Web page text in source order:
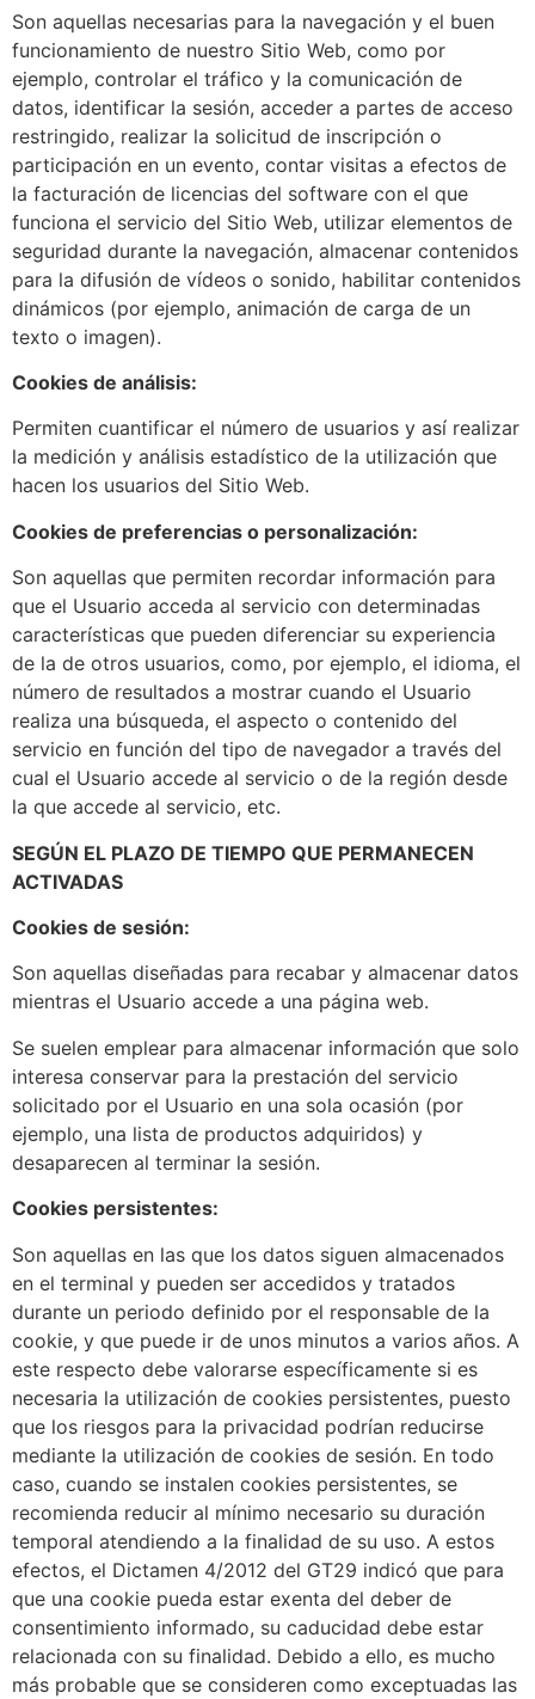
Son aquellas necesarias para la navegación y el buen
funcionamiento de nuestro Sitio Web, como por
ejemplo, controlar el tráfico y la comunicación de
datos, identificar la sesión, acceder a partes de acceso
restringido, realizar la solicitud de inscripción o
participación en un evento, contar visitas a efectos de
la facturación de licencias del software con el que
funciona el servicio del Sitio Web, utilizar elementos de
seguridad durante la navegación, almacenar contenidos
para la difusión de vídeos o sonido, habilitar contenidos
dinámicos (por ejemplo, animación de carga de un
texto o imagen).
Cookies de análisis:
Permiten cuantificar el número de usuarios y así realizar
la medición y análisis estadístico de la utilización que
hacen los usuarios del Sitio Web.
Cookies de preferencias o personalización:
Son aquellas que permiten recordar información para
que el Usuario acceda al servicio con determinadas
características que pueden diferenciar su experiencia
de la de otros usuarios, como, por ejemplo, el idioma, el
número de resultados a mostrar cuando el Usuario
realiza una búsqueda, el aspecto o contenido del
servicio en función del tipo de navegador a través del
cual el Usuario accede al servicio o de la región desde
la que accede al servicio, etc.
SEGÚN EL PLAZO DE TIEMPO QUE PERMANECEN
ACTIVADAS
Cookies de sesión:
Son aquellas diseñadas para recabar y almacenar datos
mientras el Usuario accede a una página web.
Se suelen emplear para almacenar información que solo
interesa conservar para la prestación del servicio
solicitado por el Usuario en una sola ocasión (por
ejemplo, una lista de productos adquiridos) y
desaparecen al terminar la sesión.
Cookies persistentes:
Son aquellas en las que los datos siguen almacenados
en el terminal y pueden ser accedidos y tratados
durante un periodo definido por el responsable de la
cookie, y que puede ir de unos minutos a varios años. A
este respecto debe valorarse específicamente si es
necesaria la utilización de cookies persistentes, puesto
que los riesgos para la privacidad podrían reducirse
mediante la utilización de cookies de sesión. En todo
caso, cuando se instalen cookies persistentes, se
recomienda reducir al mínimo necesario su duración
temporal atendiendo a la finalidad de su uso. A estos
efectos, el Dictamen 4/2012 del GT29 indicó que para
que una cookie pueda estar exenta del deber de
consentimiento informado, su caducidad debe estar
relacionada con su finalidad. Debido a ello, es mucho
más probable que se consideren como exceptuadas las